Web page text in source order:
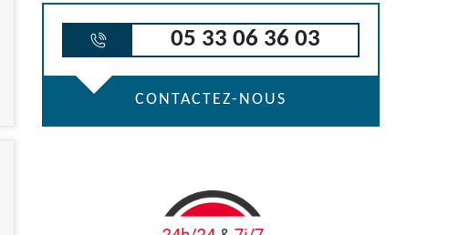
05 33 06 36 03
CONTACTEZ-NOUS